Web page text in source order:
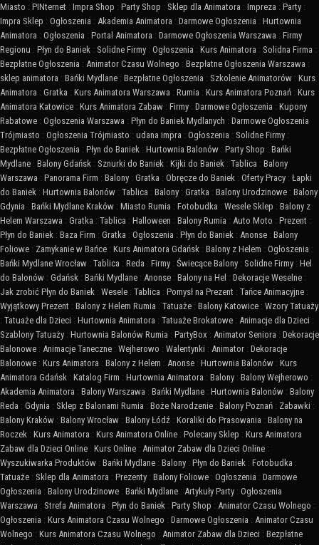
Miasto : PINternet : Impra Shop : Party Shop : Sklep dla Animatora : Impreza : Party :
Impra Sklep : Ogłoszenia : Akademia Animatora : Darmowe Ogłoszenia : Hurtownia
Animatora : Ogłoszenia : Portal Animatora : Darmowe Ogłoszenia Warszawa : Firmy
Regionu : Płyn do Baniek : Solidne Firmy : Ogłoszenia : Kurs Animatora : Solidna Firma :
Bezpłatne Ogłoszenia : Animator Czasu Wolnego : Bezpłatne Ogłoszenia Warszawa :
sklep animatora : Bańki Mydlane : Bezpłatne Ogłoszenia : Szkolenie Animatorów : Kurs
Animatora : Gratka : Kurs Animatora Warszawa : Rumia : Kurs Animatora Poznań : Kurs
Animatora Katowice : Kurs Animatora Zabaw : Firmy : Darmowe Ogłoszenia : Kupony
Rabatowe : Ogłoszenia Warszawa : Płyn do Baniek Mydlanych : Darmowe Ogłoszenia
Trójmiasto : Ogłoszenia Trójmiasto : udana impra : Ogłoszenia : Solidne Firmy :
Bezpłatne Ogłoszenia : Płyn do Baniek : Hurtownia Balonów : Party Shop : Bańki
Mydlane : Balony Gdańsk : Sznurki do Baniek : Kijki do Baniek : Tablica : Balony
Warszawa : Panorama Firm : Balony : Gratka : Obręcze do Baniek : Oferty Pracy : Łapki
do Baniek : Hurtownia Balonów : Tablica : Balony : Gratka : Balony Urodzinowe : Balony
Gdynia : Bańki Mydlane Kraków : Miasto Rumia : Fotobudka : Wesele Sklep : Balony z
Helem Warszawa : Gratka : Tablica : Halloween : Balony Rumia : Auto Moto : Prezent :
Płyn do Baniek : Baza Firm : Gratka : Ogłoszenia : Płyn do Baniek : Anonse : Balony
Foliowe : Zamykanie w Bańce : Kurs Animatora Gdańsk : Balony z Helem : Ogłoszenia :
Bańki Mydlane Wrocław : Tablica : Reda : Firmy : Świecące Balony : Solidne Firmy : Hel
do Balonów : Gdańsk : Bańki Mydlane : Anonse : Balony na Hel : Dekoracje Weselne :
Jak zrobić Płyn do Baniek : Wesele : Tablica : Pomysł na Prezent : Tańce Animacyjne :
Wyjątkowy Prezent : Balony z Helem Rumia : Tatuaże : Balony Katowice : Wzory Tatuaży
: Tatuaże dla Dzieci : Hurtownia Animatora : Tatuaże Brokatowe : Animacje dla Dzieci :
Szablony Tatuaży : Hurtownia Balonów Rumia : PartyBox : Animator Seniora : Dekoracje
Balonowe : Animacje Taneczne : Wejherowo : Walentynki : Animator : Dekoracje
Balonowe : Kurs Animatora : Balony z Helem : Anonse : Hurtownia Balonów : Kurs
Animatora Gdańsk : Katalog Firm : Hurtownia Animatora : Balony : Balony Wejherowo :
Akademia Animatora : Balony Warszawa : Bańki Mydlane : Hurtownia Balonów : Balony
Reda : Gdynia : Sklep z Balonami Rumia : Boże Narodzenie : Balony Poznań : Zabawki :
Balony Kraków : Balony Wrocław : Balony Łódź : Koraliki do Prasowania : Balony na
Roczek : Kurs Animatora : Kurs Animatora Online : Polecany Sklep : Kurs Animatora
Zabaw dla Dzieci Online : Kurs Online : Animator Zabaw dla Dzieci Online :
Wyszukiwarka Produktów : Bańki Mydlane : Balony : Płyn do Baniek : Fotobudka :
Tatuaże : Sklep dla Animatora : Prezenty : Balony Foliowe : Ogłoszenia : Darmowe
Ogłoszenia : Balony Urodzinowe : Bańki Mydlane : Artykuły Party : Ogłoszenia
Warszawa : Strefa Animatora : Płyn do Baniek : Party Shop : Animator Czasu Wolnego :
Ogłoszenia : Kurs Animatora Czasu Wolnego : Darmowe Ogłoszenia : Animator Czasu
Wolnego : Kurs Animatora Czasu Wolnego : Animator Zabaw dla Dzieci : Bezpłatne